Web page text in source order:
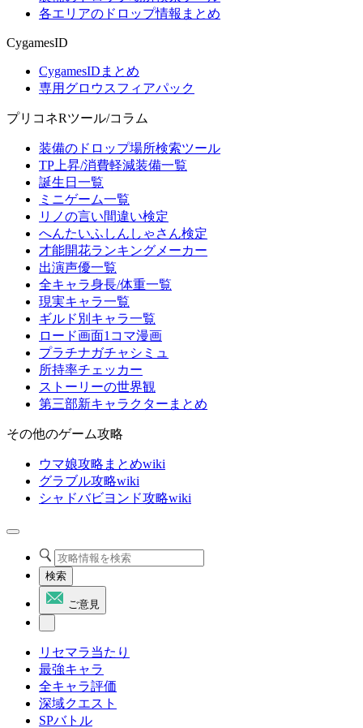
各エリアのドロップ情報まとめ
CygamesID
CygamesIDまとめ
専用グロウスフィアパック
プリコネRツール/コラム
装備のドロップ場所検索ツール
TP上昇/消費軽減装備一覧
誕生日一覧
ミニゲーム一覧
リノの言い間違い検定
へんたいふしんしゃさん検定
才能開花ランキングメーカー
出演声優一覧
全キャラ身長/体重一覧
現実キャラ一覧
ギルド別キャラ一覧
ロード画面1コマ漫画
プラチナガチャシミュ
所持率チェッカー
ストーリーの世界観
第三部新キャラクターまとめ
その他のゲーム攻略
ウマ娘攻略まとめwiki
グラブル攻略wiki
シャドバビヨンド攻略wiki
検索
ご意見
リセマラ当たり
最強キャラ
全キャラ評価
深域クエスト
SPバトル